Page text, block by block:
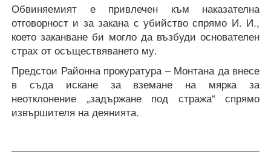
Обвиняемият е привлечен към наказателна
отговорност и за закана с убийство спрямо И. И.,
което заканване би могло да възбуди основателен
страх от осъществяването му.
Предстои Районна прокуратура – Монтана да внесе
в съда искане за вземане на мярка за
неотклонение „задържане под стража“ спрямо
извършителя на деянията.